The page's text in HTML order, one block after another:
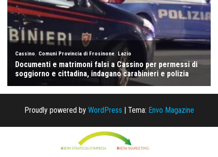
Proudly powered by WordPress Tema: Envo Magazine